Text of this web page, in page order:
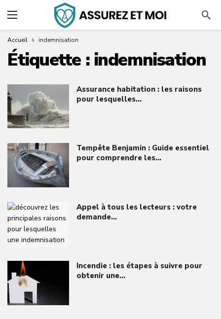
Accueil indemnisation
Étiquette : indemnisation
Assurance habitation : les raisons
pour lesquelles…
Tempête Benjamin : Guide essentiel
pour comprendre les…
Appel à tous les lecteurs : votre
demande…
Incendie : les étapes à suivre pour
obtenir une…